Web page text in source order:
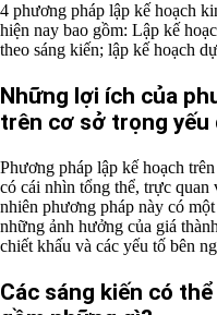
4 phương pháp lập kế hoạch
hiện nay bao gồm: Lập kế
theo sáng kiến; lập kế hoạch
Những lợi ích của
trên cơ sở trọng yếu
Phương pháp lập kế hoạch
có cái nhìn tổng thể, trực
nhiên phương pháp này có
những ảnh hưởng của giá
chiết khấu và các yếu tố bên
Các sáng kiến có